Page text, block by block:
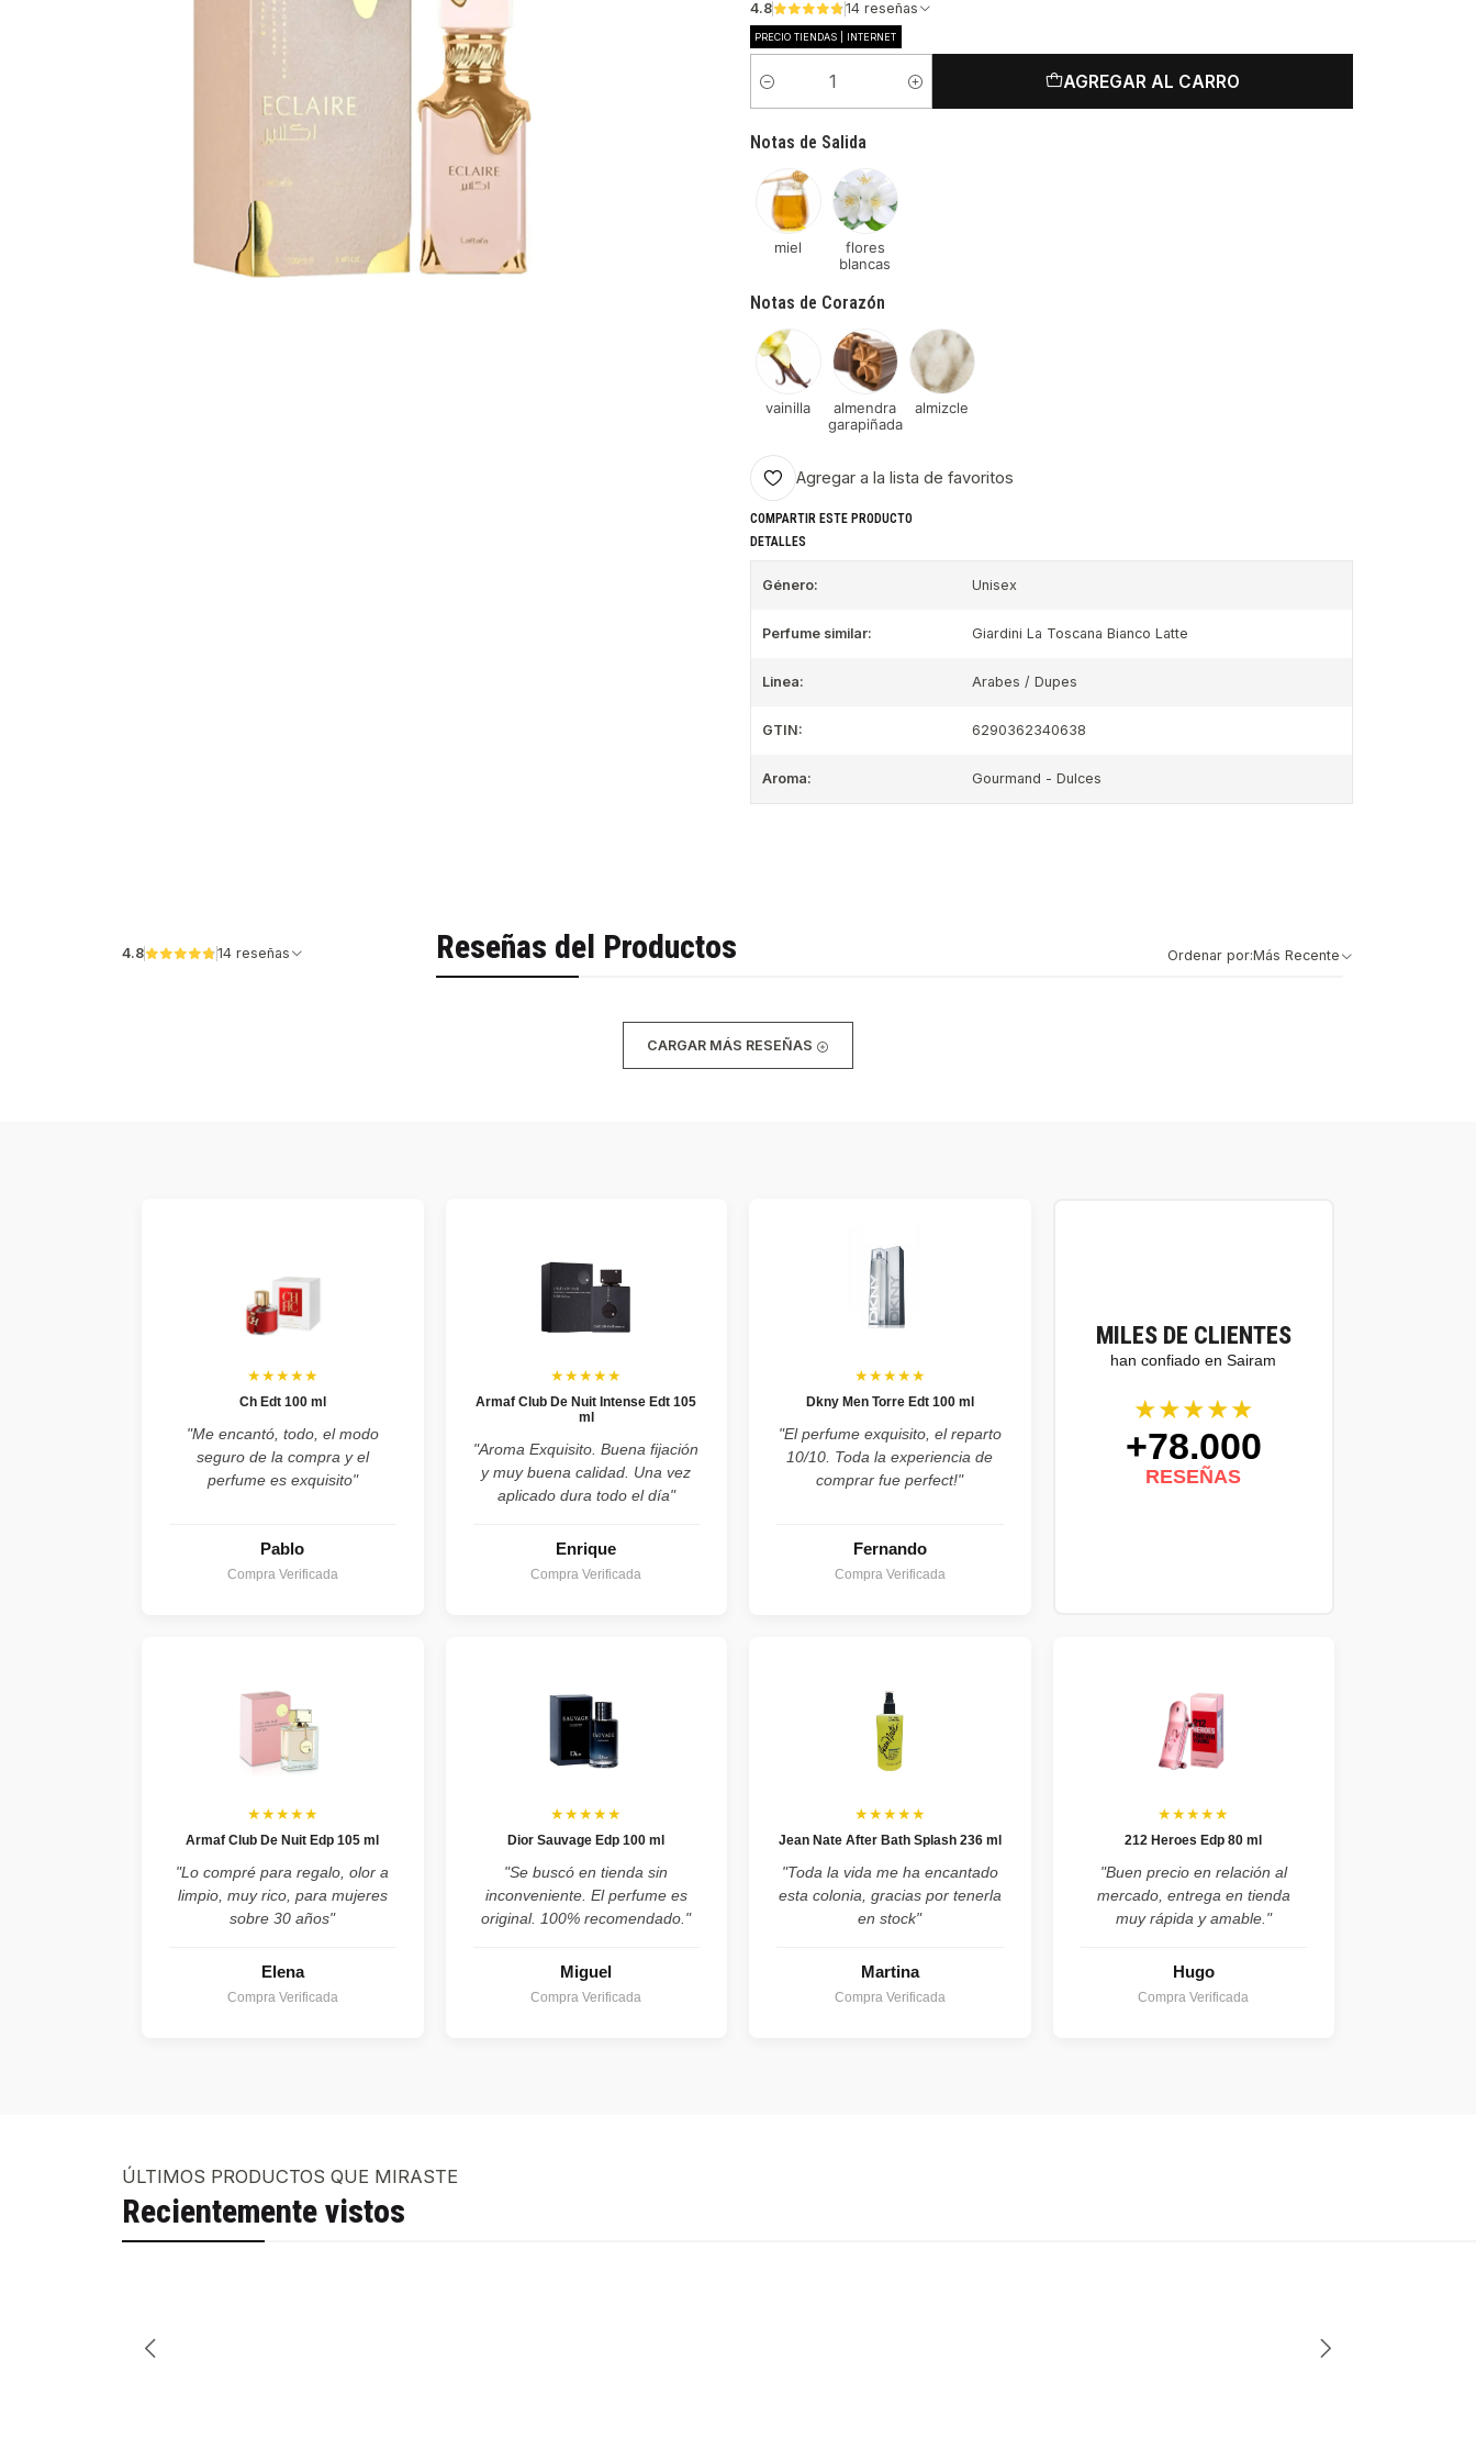
4.8
14 reseñas
PRECIO TIENDAS | INTERNET
Cantidad
AGREGAR AL CARRO
Notas de Salida
miel
flores
blancas
Notas de Corazón
vainilla
almendra
garapiñada
almizcle
Agregar a la lista de favoritos
COMPARTIR ESTE PRODUCTO
DETALLES
Género: Unisex
Perfume similar: Giardini La Toscana Bianco Latte
Linea: Arabes / Dupes
GTIN: 6290362340638
Aroma: Gourmand - Dulces
Reseñas del Productos
4.8 14 reseñas Ordenar por:Más Recente
CARGAR MÁS RESEÑAS
MILES DE CLIENTES
han confiado en Sairam
★★★★★
+78.000
RESEÑAS
★★★★★
Ch Edt 100 ml
"Me encantó, todo, el modo
seguro de la compra y el
perfume es exquisito"
Pablo
Compra Verificada
★★★★★
Armaf Club De Nuit Intense Edt 105
ml
"Aroma Exquisito. Buena fijación
y muy buena calidad. Una vez
aplicado dura todo el día"
Enrique
Compra Verificada
★★★★★
Dkny Men Torre Edt 100 ml
"El perfume exquisito, el reparto
10/10. Toda la experiencia de
comprar fue perfect!"
Fernando
Compra Verificada
★★★★★
Armaf Club De Nuit Edp 105 ml
"Lo compré para regalo, olor a
limpio, muy rico, para mujeres
sobre 30 años"
Elena
Compra Verificada
★★★★★
Dior Sauvage Edp 100 ml
"Se buscó en tienda sin
inconveniente. El perfume es
original. 100% recomendado."
Miguel
Compra Verificada
★★★★★
Jean Nate After Bath Splash 236 ml
"Toda la vida me ha encantado
esta colonia, gracias por tenerla
en stock"
Martina
Compra Verificada
★★★★★
212 Heroes Edp 80 ml
"Buen precio en relación al
mercado, entrega en tienda
muy rápida y amable."
Hugo
Compra Verificada
ÚLTIMOS PRODUCTOS QUE MIRASTE
Recientemente vistos